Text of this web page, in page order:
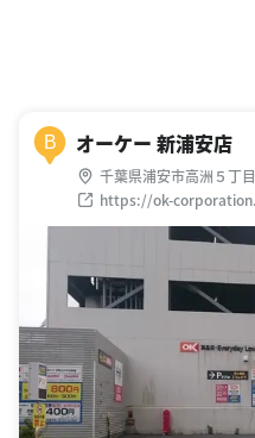
B オーケー 新浦安店
千葉県浦安市高洲５丁目
https://ok-